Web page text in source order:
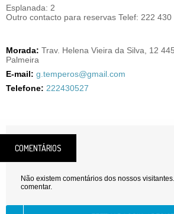
Esplanada: 2
Outro contacto para reservas Telef: 222 430
Morada: Trav. Helena Vieira da Silva, 12
Palmeira
E-mail: g.temperos@gmail.com
Telefone: 222430527
COMENTÁRIOS
Não existem comentários dos nossos
comentar.